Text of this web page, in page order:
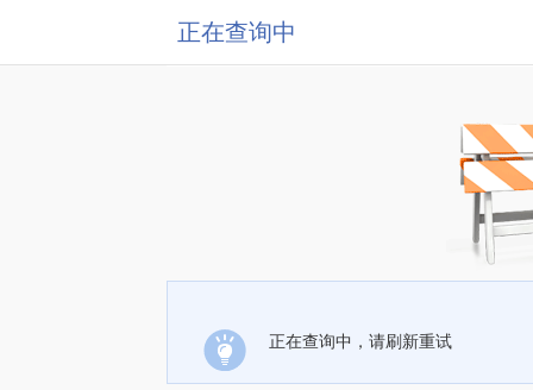
正在查询中
正在查询中，请刷新重试